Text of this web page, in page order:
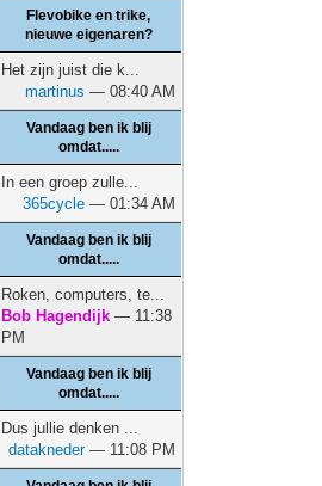
Flevobike en trike,
nieuwe eigenaren?
Het zijn juist die k...
martinus — 08:40 AM
Vandaag ben ik blij
omdat.....
In een groep zulle...
365cycle — 01:34 AM
Vandaag ben ik blij
omdat.....
Roken, computers, te...
Bob Hagendijk — 11:38
PM
Vandaag ben ik blij
omdat.....
Dus jullie denken ...
datakneder— 11:08 PM